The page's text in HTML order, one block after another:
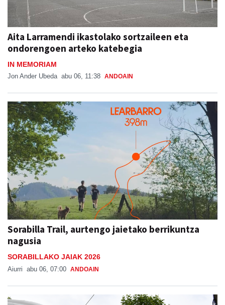
Aita Larramendi ikastolako sortzaileen eta
ondorengoen arteko katebegia
IN MEMORIAM
Jon Ander Ubeda abu 06, 11:38 ANDOAIN
Sorabilla Trail, aurtengo jaietako berrikuntza
nagusia
SORABILLAKO JAIAK 2026
Aiurri abu 06, 07:00 ANDOAIN